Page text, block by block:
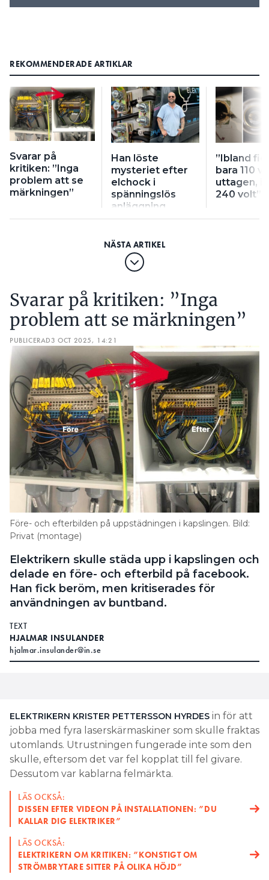
REKOMMENDERADE ARTIKLAR
Svarar på
kritiken: ”Inga
problem att se
märkningen”
Han löste
mysteriet efter
elchock i
spänningslös
anläggning
”Ibland
bara 110
uttagen,
240 volt”
Svarar på kritiken: ”Inga
problem att se märkningen”
PUBLICERAD3 OCT 2025, 14:21
Före- och efterbilden på uppstädningen i kapslingen. Bild:
Privat (montage)
Elektrikern skulle städa upp i kapslingen och
delade en före- och efterbild på facebook.
Han fick beröm, men kritiserades för
användningen av buntband.
TEXT
HJALMAR INSULANDER
hjalmar.insulander@in.se
ELEKTRIKERN KRISTER PETTERSSON HYRDES in för att
jobba med fyra laserskärmaskiner som skulle fraktas
utomlands. Utrustningen fungerade inte som den
skulle, eftersom det var fel kopplat till fel givare.
Dessutom var kablarna felmärkta.
LÄS OCKSÅ:
DISSEN EFTER VIDEON PÅ INSTALLATIONEN: ”DU
KALLAR DIG ELEKTRIKER”
LÄS OCKSÅ:
ELEKTRIKERN OM KRITIKEN: ”KONSTIGT OM
STRÖMBRYTARE SITTER PÅ OLIKA HÖJD”